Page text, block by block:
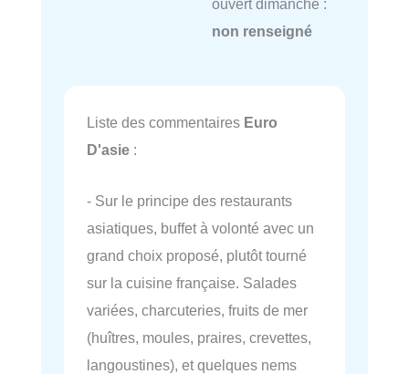
ouvert dimanche :
non renseigné
Liste des commentaires Euro
D'asie :
- Sur le principe des restaurants
asiatiques, buffet à volonté avec un
grand choix proposé, plutôt tourné
sur la cuisine française. Salades
variées, charcuteries, fruits de mer
(huîtres, moules, praires, crevettes,
langoustines), et quelques nems